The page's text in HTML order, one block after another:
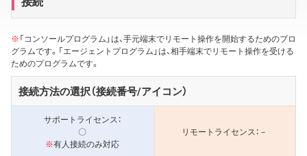
※「コンソールプログラム」は、手元端末でリモート操作を開始するためのプロ
グラムです。「エージェントプログラム」は、相手端末でリモート操作を受ける
ためのプログラムです。
接続方法の選択（接続番号/アイコン）
〇
※有人接続のみ対応
－